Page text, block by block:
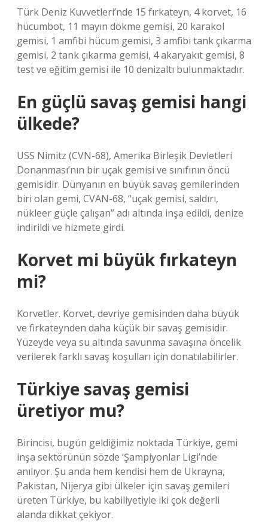
Türk Deniz Kuvvetleri’nde 15 fırkateyn, 4 korvet, 16
hücumbot, 11 mayın dökme gemisi, 20 karakol
gemisi, 1 amfibi hücum gemisi, 3 amfibi tank çıkarma
gemisi, 2 tank çıkarma gemisi, 4 akaryakıt gemisi, 8
test ve eğitim gemisi ile 10 denizaltı bulunmaktadır.
En güçlü savaş gemisi hangi
ülkede?
USS Nimitz (CVN-68), Amerika Birleşik Devletleri
Donanması’nın bir uçak gemisi ve sınıfının öncü
gemisidir. Dünyanın en büyük savaş gemilerinden
biri olan gemi, CVAN-68, “uçak gemisi, saldırı,
nükleer güçle çalışan” adı altında inşa edildi, denize
indirildi ve hizmete girdi.
Korvet mi büyük fırkateyn
mi?
Korvetler. Korvet, devriye gemisinden daha büyük
ve firkateynden daha küçük bir savaş gemisidir.
Yüzeyde veya su altında savunma savaşına öncelik
verilerek farklı savaş koşulları için donatılabilirler.
Türkiye savaş gemisi
üretiyor mu?
Birincisi, bugün geldiğimiz noktada Türkiye, gemi
inşa sektörünün sözde ‘Şampiyonlar Ligi’nde
anılıyor. Şu anda hem kendisi hem de Ukrayna,
Pakistan, Nijerya gibi ülkeler için savaş gemileri
üreten Türkiye, bu kabiliyetiyle iki çok değerli
alanda dikkat çekiyor.